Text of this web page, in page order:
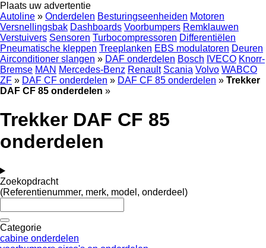
Plaats uw advertentie
Autoline » Onderdelen Besturingseenheiden Motoren
Versnellingsbak Dashboards Voorbumpers Remklauwen
Verstuivers Sensoren Turbocompressoren Differentiëlen
Pneumatische kleppen Treeplanken EBS modulatoren Deuren
Airconditioner slangen » DAF onderdelen Bosch IVECO Knorr-
Bremse MAN Mercedes-Benz Renault Scania Volvo WABCO
ZF » DAF CF onderdelen » DAF CF 85 onderdelen » Trekker
DAF CF 85 onderdelen »
Trekker DAF CF 85
onderdelen
Zoekopdracht
(Referentienummer, merk, model, onderdeel)
Categorie
cabine onderdelen